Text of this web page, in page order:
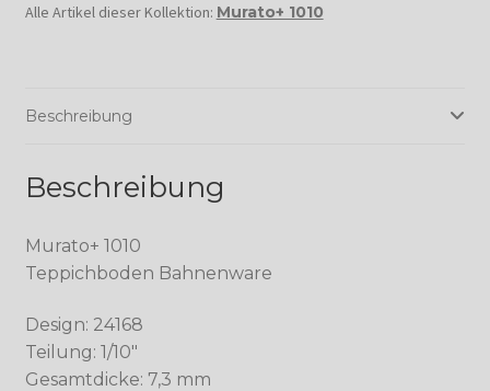
Alle Artikel dieser Kollektion: Murato+ 1010
Beschreibung
Beschreibung
Murato+ 1010
Teppichboden Bahnenware
Design: 24168
Teilung: 1/10″
Gesamtdicke: 7,3 mm